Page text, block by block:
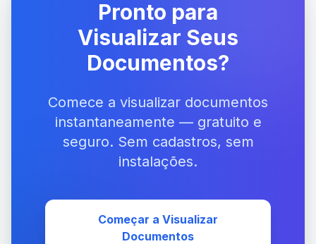
Pronto para
Visualizar Seus
Documentos?
Comece a visualizar documentos
instantaneamente — gratuito e
seguro. Sem cadastros, sem
instalações.
Começar a Visualizar
Documentos